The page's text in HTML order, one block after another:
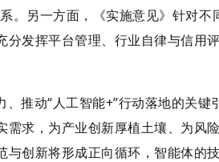
。另一方面，《实施意见》针对
发挥平台管理、行业自律与信用
推动“人工智能+”行动落地的关
求，为产业创新厚植土壤、为风
创新将形成正向循环，智能体的